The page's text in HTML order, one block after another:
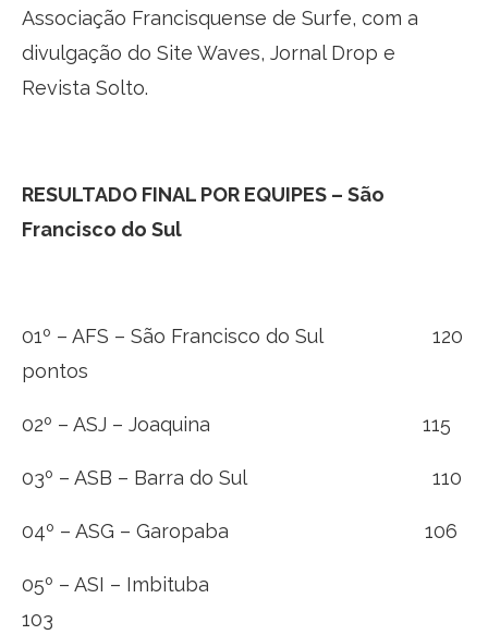
Associação Francisquense de Surfe, com a
divulgação do Site Waves, Jornal Drop e
Revista Solto.
RESULTADO FINAL POR EQUIPES – São
Francisco do Sul
01º – AFS – São Francisco do Sul 120
pontos
02º – ASJ – Joaquina 115
03º – ASB – Barra do Sul 110
04º – ASG – Garopaba 106
05º – ASI – Imbituba
103